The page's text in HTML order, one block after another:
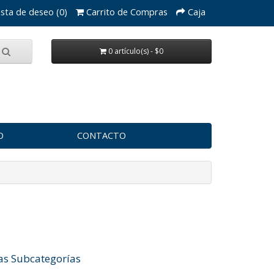
de deseo (0) Carrito de Compras Caja
0 artículo(s) - $0
CONTACTO
Subcategorías